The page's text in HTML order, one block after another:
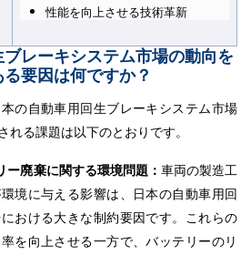
性能を向上させる技術革新
レーキシステム市場の動向を
要因は何ですか？
の自動車用回生ブレーキシステム市場
る課題は以下のとおりです。
廃棄に関する環境問題： 車両の製造工
境に与える影響は、日本の自動車用回
おける大きな制約要因です。これらの
を向上させる一方で、バッテリーのリ